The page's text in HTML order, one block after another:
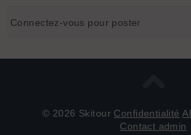
Connectez-vous pour poster
© 2026 Skitour Confidentialité
Contact admin